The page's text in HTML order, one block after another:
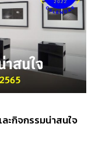
ละกิจกรรมน่าสนใจ